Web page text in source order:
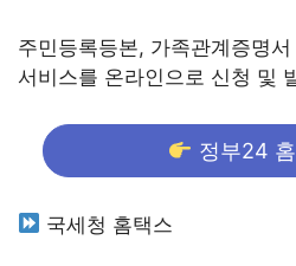
주민등록등본, 가족관계증명
서비스를 온라인으로 신청 및
정부24
국세청 홈택스